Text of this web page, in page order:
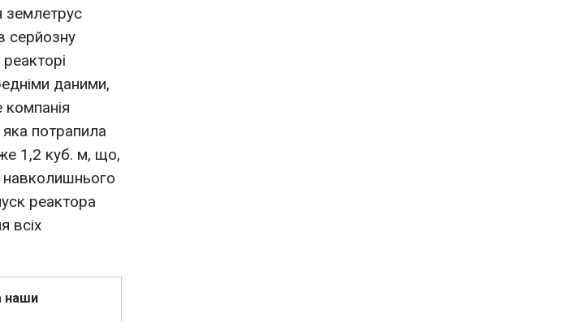
землетрус
серйозну
даними,
потрапила
1,2 куб. м, що,
навколишнього
реактора
всіх
наши